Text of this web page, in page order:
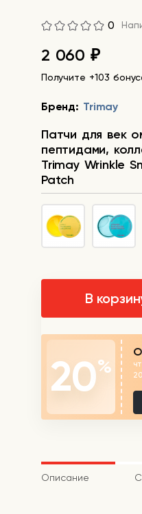
0
2 060 ₽
Получите +103
Бренд: Trimay
Патчи для век
пептидами,
Trimay Wrinkle
Patch
В
20%
Описание